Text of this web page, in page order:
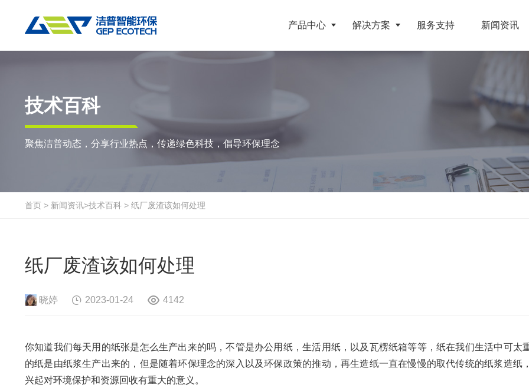
产品中心
双轴撕碎机
单轴撕碎机
液压粗碎机
环锤式粉碎机
鼓式粉碎机
通用型粉碎机
破碎设备
立轴冲击式破碎机
挤压成型设备
生物质颗粒机
液压打包机
解决方案
RDF/SRF燃料制备系统
大件垃圾资源化系统
生物质资源化系统
危险废物资源化系统
陈腐垃圾 废电池
风电叶片 废旧电缆
废桶 硬盘
废旧电路板
江苏地区年产10万吨废纺替代燃料生产线
北京某再生资源分拣中心项目
江西大件垃圾资源化处置项目
浙江工业固废RDF燃料生产线
服务支持 新闻资讯
技术百科
聚焦洁普动态，分享行业热点，传递绿色科技，倡导环保理念
首页 > 新闻资讯>技术百科 > 纸厂废渣该如何处理
纸厂废渣该如何处理
晓婷 2023-01-24 4142
你知道我们每天用的纸张是怎么生产出来的吗，不管是办公用纸，生活用纸，以及瓦楞纸箱等等，纸在我们生活中可太
的纸是由纸浆生产出来的，但是随着环保理念的深入以及环保政策的推动，再生造纸一直在慢慢的取代传统的纸浆造纸
兴起对环境保护和资源回收有重大的意义。